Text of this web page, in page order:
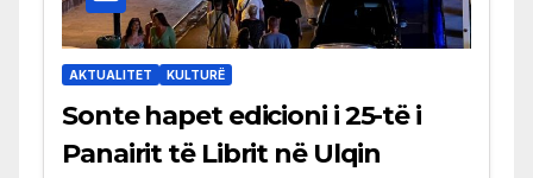
AKTUALITET KULTURË
Sonte hapet edicioni i 25-të i
Panairit të Librit në Ulqin